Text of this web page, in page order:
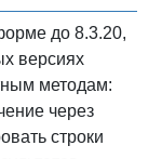
до 8.3.20,
версиях
методам:
через
строки